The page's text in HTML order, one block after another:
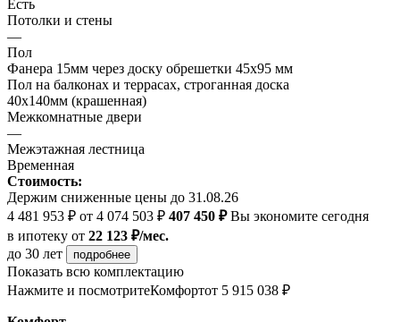
Есть
Потолки и стены
—
Пол
Фанера 15мм через доску обрешетки 45х95 мм
Пол на балконах и террасах, строганная доска
40х140мм (крашенная)
Межкомнатные двери
—
Межэтажная лестница
Временная
Стоимость:
Держим сниженные цены до 31.08.26
4 481 953 ₽ от 4 074 503 ₽ 407 450 ₽Вы экономите сегодня
в ипотеку от 22 123 ₽/мес.
до 30 лет
подробнее
Показать всю комплектацию
Нажмите и посмотритеКомфортот 5 915 038 ₽